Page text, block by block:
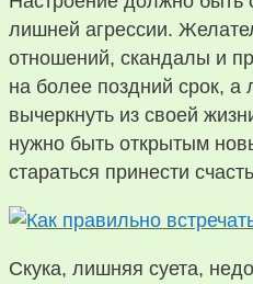
лишней агрессии.
отношений, скандалы и
на более поздний срок,
вычеркнуть из своей
нужно быть открытым
стараться принести
Скука, лишняя суета,